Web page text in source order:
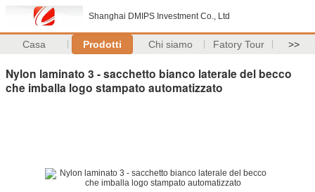
Shanghai DMIPS Investment Co., Ltd
Casa Prodotti Chi siamo Fatory Tour >>
Nylon laminato 3 - sacchetto bianco laterale del becco
che imballa logo stampato automatizzato